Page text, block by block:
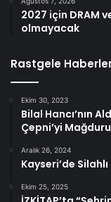
2027 için DRAM
olmayacak
Rastgele
Ekim 30, 2023
Bilal Hancı’nın
Çepni’yi
Aralık 26, 2024
Kayseri’de Silahlı
Ekim 25, 2025